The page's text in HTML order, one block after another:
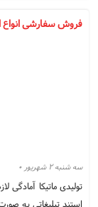
فروش سفارشی انواع
تولیدی ماتیکا آمادگی
استند تبلیغاتی به
سه شنبه ۲ شهریور ۰